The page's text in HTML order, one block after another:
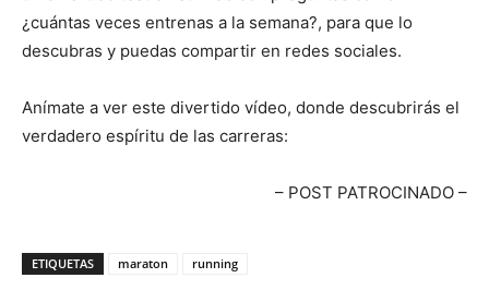
¿cuántas veces entrenas a la semana?, para que lo
descubras y puedas compartir en redes sociales.
Anímate a ver este divertido vídeo, donde descubrirás el
verdadero espíritu de las carreras:
– POST PATROCINADO –
ETIQUETAS maraton running